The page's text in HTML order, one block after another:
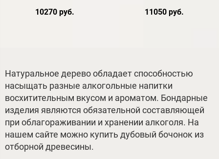
10270 руб. 11050 руб.
Натуральное дерево обладает способностью
насыщать разные алкогольные напитки
восхитительным вкусом и ароматом. Бондарные
изделия являются обязательной составляющей
при облагораживании и хранении алкоголя. На
нашем сайте можно купить дубовый бочонок из
отборной древесины.